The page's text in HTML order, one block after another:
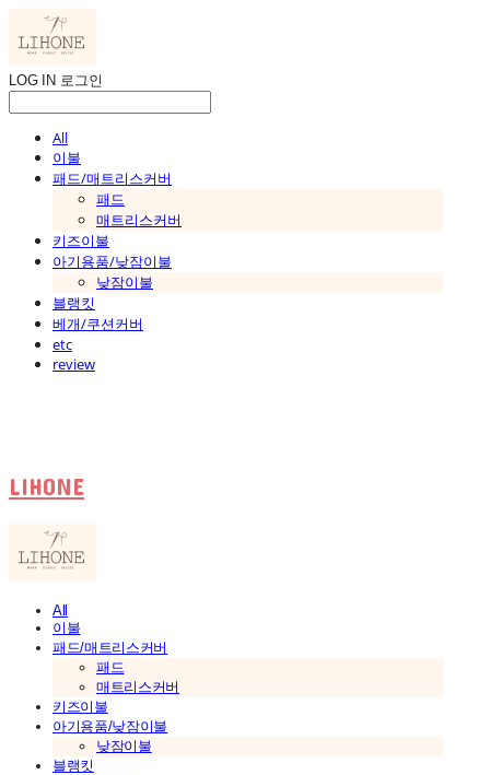
LOG IN 로그인
All
이불
패드/매트리스커버
패드
매트리스커버
키즈이불
아기용품/낮잠이불
낮잠이불
블랭킷
베개/쿠션커버
etc
review
LIHONE
All
이불
패드/매트리스커버
패드
매트리스커버
키즈이불
아기용품/낮잠이불
낮잠이불
블랭킷